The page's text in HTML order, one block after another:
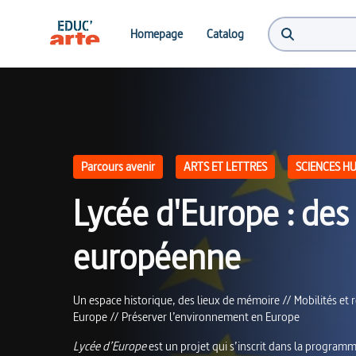
Homepage Catalog
Lycée d'Europe :
européenne
Parcours avenir ARTS ET LETTRES SCIENCES
Un espace historique, des lieux de mémoire // Mobilités
Europe // Préserver l’environnement en Europe
Lycée d’Europeest un projet qui s’inscrit dans la